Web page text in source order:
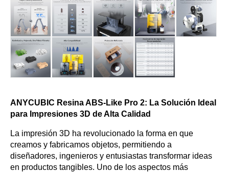
ANYCUBIC Resina ABS-Like Pro 2: La Solución Ideal
para Impresiones 3D de Alta Calidad
La impresión 3D ha revolucionado la forma en que
creamos y fabricamos objetos, permitiendo a
diseñadores, ingenieros y entusiastas transformar ideas
en productos tangibles. Uno de los aspectos más